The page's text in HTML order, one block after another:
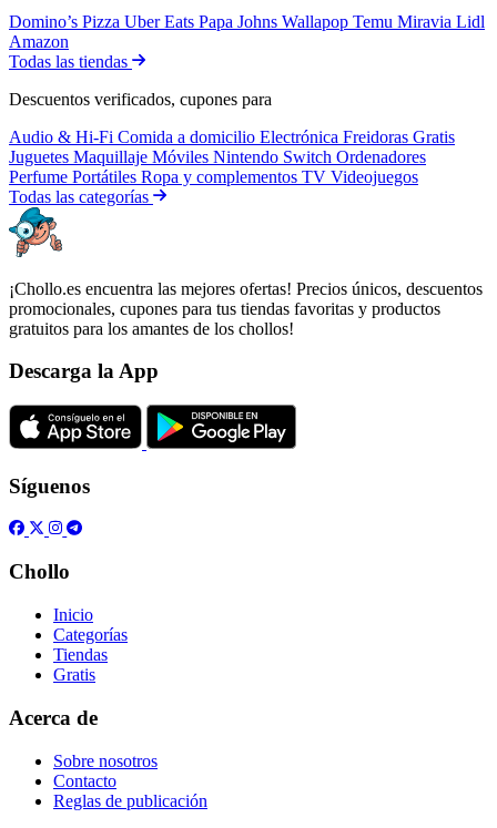
Domino’s Pizza Uber Eats Papa Johns Wallapop Temu Miravia Lidl
Amazon
Todas las tiendas
Descuentos verificados, cupones para
Audio & Hi-Fi Comida a domicilio Electrónica Freidoras Gratis
Juguetes Maquillaje Móviles Nintendo Switch Ordenadores
Perfume Portátiles Ropa y complementos TV Videojuegos
Todas las categorías
¡Chollo.es encuentra las mejores ofertas! Precios únicos, descuentos
promocionales, cupones para tus tiendas favoritas y productos
gratuitos para los amantes de los chollos!
Descarga la App
Síguenos
Chollo
Inicio
Categorías
Tiendas
Gratis
Acerca de
Sobre nosotros
Contacto
Reglas de publicación